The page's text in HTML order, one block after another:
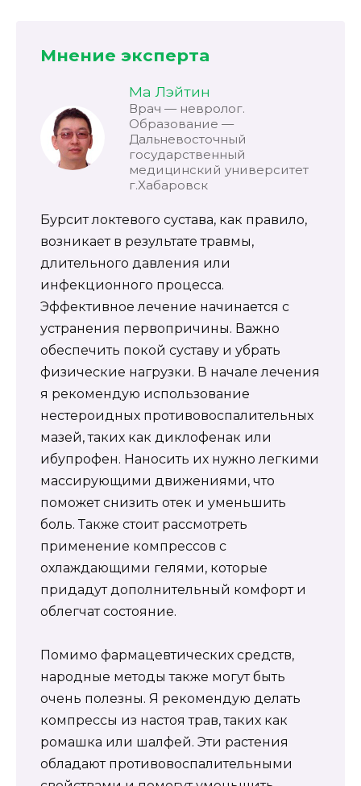
Мнение эксперта
Ма Лэйтин
Врач — невролог.
Образование —
Дальневосточный
государственный
медицинский университет
г.Хабаровск
Бурсит локтевого сустава, как правило,
возникает в результате травмы,
длительного давления или
инфекционного процесса.
Эффективное лечение начинается с
устранения первопричины. Важно
обеспечить покой суставу и убрать
физические нагрузки. В начале лечения
я рекомендую использование
нестероидных противовоспалительных
мазей, таких как диклофенак или
ибупрофен. Наносить их нужно легкими
массирующими движениями, что
поможет снизить отек и уменьшить
боль. Также стоит рассмотреть
применение компрессов с
охлаждающими гелями, которые
придадут дополнительный комфорт и
облегчат состояние.
Помимо фармацевтических средств,
народные методы также могут быть
очень полезны. Я рекомендую делать
компрессы из настоя трав, таких как
ромашка или шалфей. Эти растения
обладают противовоспалительными